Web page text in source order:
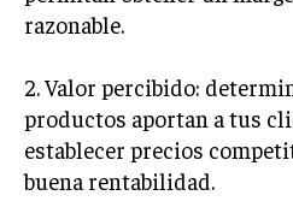
PRECIOS
EMPRESAS Y
GESTIÓN DE LA
razonable.
2. Valor percibido:
productos aportan a tus
establecer precios
buena rentabilidad.